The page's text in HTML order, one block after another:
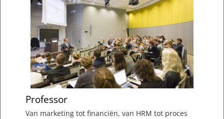
Professor
Van marketing tot financiën, van HRM tot proces